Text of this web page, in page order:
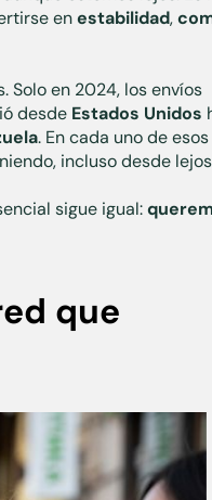
enestabilidad,
Solo en 2024, los envíos
desde Estados Unidos
. En cada uno de esos
incluso desde
sigue igual:
que